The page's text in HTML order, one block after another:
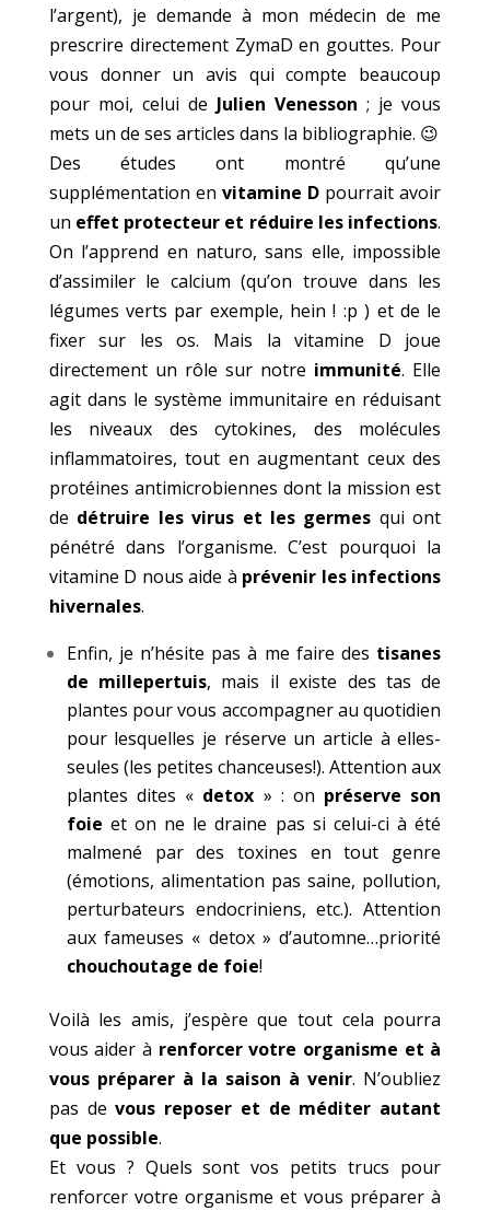
l’argent), je demande à mon médecin de me
prescrire directement ZymaD en gouttes. Pour
vous donner un avis qui compte beaucoup
pour moi, celui de Julien Venesson ; je vous
mets un de ses articles dans la bibliographie. 😉
Des études ont montré qu’une
supplémentation en vitamine D pourrait avoir
un effet protecteur et réduire les infections.
On l’apprend en naturo, sans elle, impossible
d’assimiler le calcium (qu’on trouve dans les
légumes verts par exemple, hein ! :p ) et de le
fixer sur les os. Mais la vitamine D joue
directement un rôle sur notre immunité. Elle
agit dans le système immunitaire en réduisant
les niveaux des cytokines, des molécules
inflammatoires, tout en augmentant ceux des
protéines antimicrobiennes dont la mission est
de détruire les virus et les germes qui ont
pénétré dans l’organisme. C’est pourquoi la
vitamine D nous aide à prévenir les infections
hivernales.
Enfin, je n’hésite pas à me faire des tisanes
de millepertuis, mais il existe des tas de
plantes pour vous accompagner au quotidien
pour lesquelles je réserve un article à elles-
seules (les petites chanceuses!). Attention aux
plantes dites « detox » : on préserve son
foie et on ne le draine pas si celui-ci à été
malmené par des toxines en tout genre
(émotions, alimentation pas saine, pollution,
perturbateurs endocriniens, etc.). Attention
aux fameuses « detox » d’automne…priorité
chouchoutage de foie!
Voilà les amis, j’espère que tout cela pourra
vous aider à renforcer votre organisme et à
vous préparer à la saison à venir. N’oubliez
pas devous reposer et de méditer autant
que possible.
Et vous ? Quels sont vos petits trucs pour
renforcer votre organisme et vous préparer à